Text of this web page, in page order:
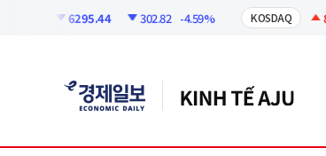
6295.44 302.82 -4.59% KOSDAQ